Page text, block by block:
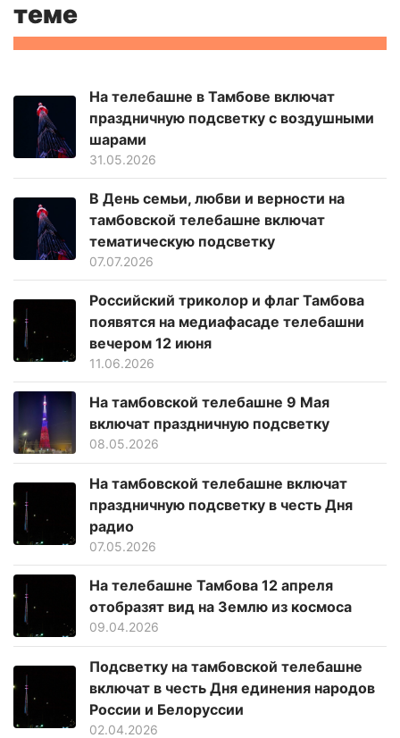
теме
На телебашне в Тамбове включат
праздничную подсветку с воздушными
шарами
31.05.2026
В День семьи, любви и верности на
тамбовской телебашне включат
тематическую подсветку
07.07.2026
Российский триколор и флаг Тамбова
появятся на медиафасаде телебашни
вечером 12 июня
11.06.2026
На тамбовской телебашне 9 Мая
включат праздничную подсветку
08.05.2026
На тамбовской телебашне включат
праздничную подсветку в честь Дня
радио
07.05.2026
На телебашне Тамбова 12 апреля
отобразят вид на Землю из космоса
09.04.2026
Подсветку на тамбовской телебашне
включат в честь Дня единения народов
России и Белоруссии
02.04.2026